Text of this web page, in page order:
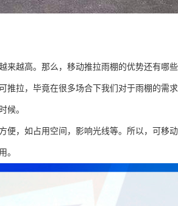
越高。那么，移动推拉雨棚的优势还有哪些
推拉，毕竟在很多场合下我们对于雨棚的需
候。
便，如占用空间，影响光线等。所以，可移
。